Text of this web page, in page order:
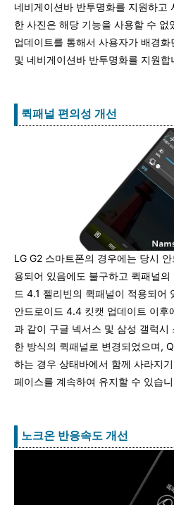
네비게이션바 반투명화를 지원하고
한 사진은 해당 기능을 사용할 수
업데이트를 통해서 사용자가 배경
및 네비게이션바 반투명화를 지원합
퀵패널 편의성 개선
LG G2 스마트폰의 경우에는 당시
용되어 있음에도 불구하고 퀵패널
드 4.1 젤리빈의 퀵패널이 적용되어
안드로이드 4.4 킷캣 업데이트 이후
과 같이 구글 넥서스 및 삼성 갤럭시
한 방식의 퀵패널로 변경되었으며,
하는 경우 상태바에서 함께 사라지
페이스를 계속하여 유지할 수 있습
노크온 반응속도 개선